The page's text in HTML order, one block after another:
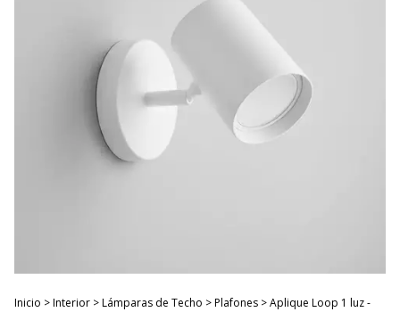
Inicio >Interior >Lámparas de Techo >Plafones >Aplique Loop 1 luz -